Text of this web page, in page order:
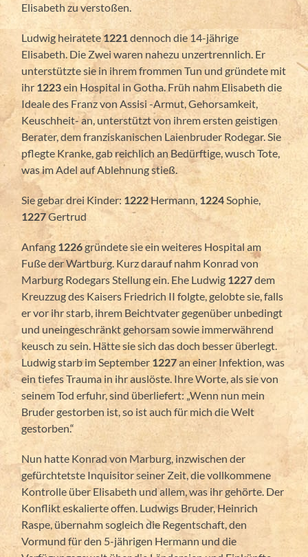
Elisabeth zu verstoßen.
Ludwig heiratete1221dennoch die 14-jährige
Elisabeth. Die Zwei waren nahezu unzertrennlich. Er
unterstützte sie in ihrem frommen Tun und gründete mit
ihr 1223ein Hospital in Gotha. Früh nahm Elisabeth die
Ideale des Franz von Assisi -Armut, Gehorsamkeit,
Keuschheit- an, unterstützt von ihrem ersten geistigen
Berater, dem franziskanischen Laienbruder Rodegar. Sie
pflegte Kranke, gab reichlich an Bedürftige, wusch Tote,
was im Adel auf Ablehnung stieß.
Sie gebar drei Kinder: 1222Hermann, 1224Sophie,
1227Gertrud
Anfang 1226gründete sie ein weiteres Hospital am
Fuße der Wartburg. Kurz darauf nahm Konrad von
Marburg Rodegars Stellung ein. Ehe Ludwig 1227dem
Kreuzzug des Kaisers Friedrich II folgte, gelobte sie, falls
er vor ihr starb, ihrem Beichtvater gegenüber unbedingt
und uneingeschränkt gehorsam sowie immerwährend
keusch zu sein. Hätte sie sich das doch besser überlegt.
Ludwig starb im September 1227an einer Infektion, was
ein tiefes Trauma in ihr auslöste. Ihre Worte, als sie von
seinem Tod erfuhr, sind überliefert: „Wenn nun mein
Bruder gestorben ist, so ist auch für mich die Welt
gestorben.“
Nun hatte Konrad von Marburg, inzwischen der
gefürchtetste Inquisitor seiner Zeit, die vollkommene
Kontrolle über Elisabeth und allem, was ihr gehörte. Der
Konflikt eskalierte offen. Ludwigs Bruder, Heinrich
Raspe, übernahm sogleich die Regentschaft, den
Vormund für den 5-jährigen Hermann und die